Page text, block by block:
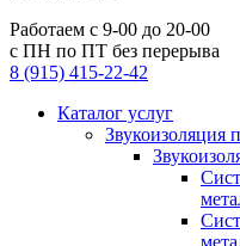
Работаем с 9-00 до 20-00
с ПН по ПТ без перерыва
8 (915) 415-22-42
Каталог услуг
Звукоизоляция